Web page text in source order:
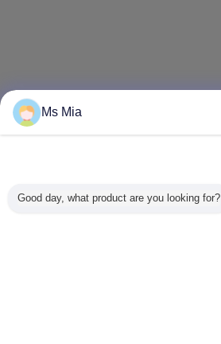
Ms Mia
Good day, what product are you looking for?